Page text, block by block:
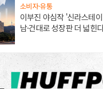
소비자·유통
이부진 야심작 '신라스테
남·건대로 성장판 더 넓힌